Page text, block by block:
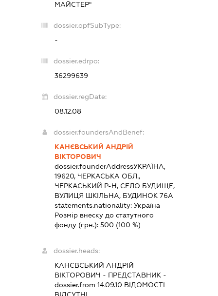
МАЙСТЕР"
dossier.opfSubType:
-
dossier.edrpo:
36299639
dossier.regDate:
08.12.08
dossier.foundersAndBenef:
КАНЄВСЬКИЙ АНДРІЙ
ВІКТОРОВИЧ
dossier.founderAddressУКРАЇНА,
19620, ЧЕРКАСЬКА ОБЛ.,
ЧЕРКАСЬКИЙ Р-Н, СЕЛО БУДИЩЕ,
ВУЛИЦЯ ШКІЛЬНА, БУДИНОК 76А
statements.nationality: Україна
Розмір внеску до статутного
фонду (грн.): 500 (100 %)
dossier.heads:
КАНЄВСЬКИЙ АНДРІЙ
ВІКТОРОВИЧ - ПРЕДСТАВНИК-
dossier.from 14.09.10 ВІДОМОСТІ